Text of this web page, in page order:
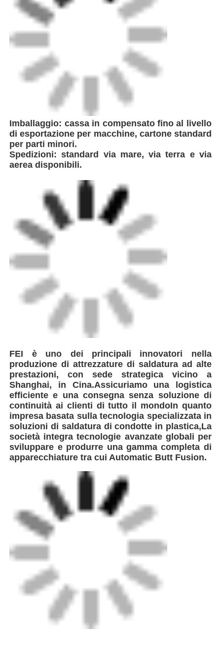
Imballaggio: cassa in compensato fino al livello
di esportazione per macchine, cartone standard
per parti minori.
Spedizioni: standard via mare, via terra e via
aerea disponibili.
FEI è uno dei principali innovatori nella
produzione di attrezzature di saldatura ad alte
prestazioni, con sede strategica vicino a
Shanghai, in Cina.Assicuriamo una logistica
efficiente e una consegna senza soluzione di
continuità ai clienti di tutto il mondoIn quanto
impresa basata sulla tecnologia specializzata in
soluzioni di saldatura di condotte in plastica,La
società integra tecnologie avanzate globali per
sviluppare e produrre una gamma completa di
apparecchiature tra cui Automatic Butt Fusion.